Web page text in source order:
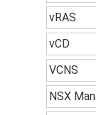
vRAS
vCD
VCNS
NSX